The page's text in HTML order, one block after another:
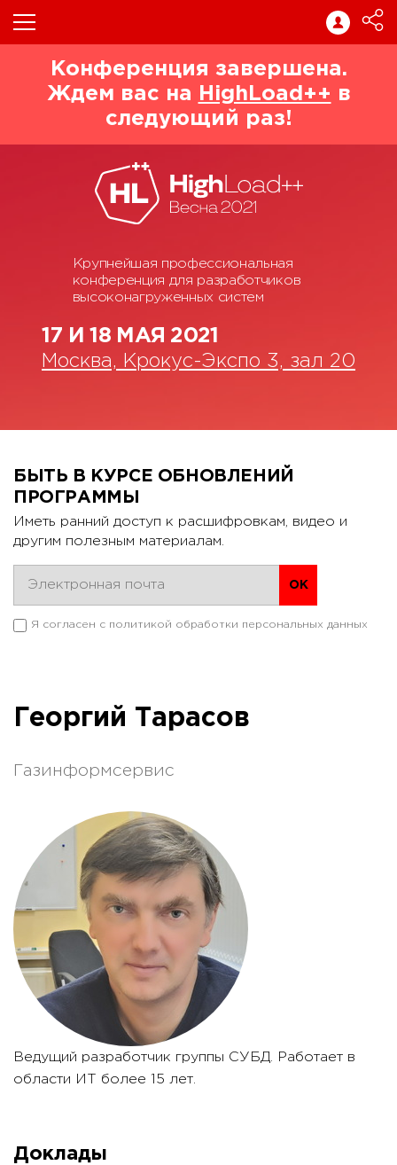
Конференция завершена.
Ждем вас на
HighLoad++ в
следующий раз!
Крупнейшая профессиональная
конференция для разработчиков
высоконагруженных систем
17 И 18 МАЯ 2021
Москва, Крокус-Экспо 3, зал 20
Георгий Тарасов
Газинформсервис
Ведущий разработчик группы СУБД. Работает в
области ИТ более 15 лет.
Доклады
БЫТЬ В КУРСЕ ОБНОВЛЕНИЙ
ПРОГРАММЫ
Иметь ранний доступ к расшифровкам, видео и
другим полезным материалам.
Я согласен с политикой обработки персональных данных